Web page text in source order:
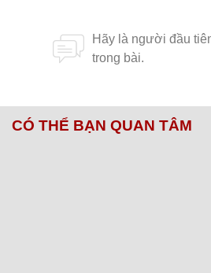
CÓ THỂ BẠN QUAN TÂM